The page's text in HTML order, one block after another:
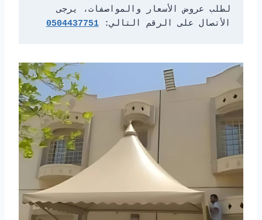
لطلب عروض الأسعار والمواصفات، يرجى
الأتصال على الرقم التالي: 0504437751